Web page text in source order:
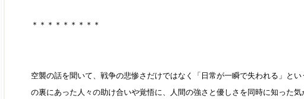
＊＊＊＊＊＊＊＊＊
空襲の話を聞いて、戦争の悲惨さだけではなく「日常が一瞬で失われる」と
の裏にあった人々の助け合いや覚悟に、人間の強さと優しさを同時に知った